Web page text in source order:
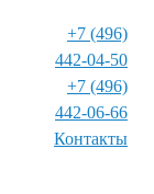
+7 (496)
442-04-50
+7 (496)
442-06-66
Контакты⁠